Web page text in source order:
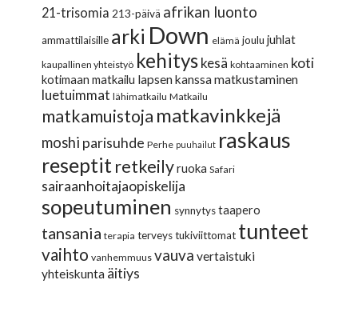
21-trisomia 213-päivä afrikan luonto
ammattilaisille arki Down elämä joulu juhlat
kaupallinen yhteistyö kehityskesä kohtaaminen koti
kotimaan matkailu lapsen kanssa matkustaminen
luetuimmat lähimatkailu Matkailu
matkamuistoja matkavinkkejä
moshi parisuhde Perhe puuhailut raskaus
reseptit retkeily ruoka Safari
sairaanhoitajaopiskelija
sopeutuminen synnytys taapero
tansania terapia terveys tukiviittomat tunteet
vaihto vanhemmuus vauva vertaistuki
yhteiskunta äitiys